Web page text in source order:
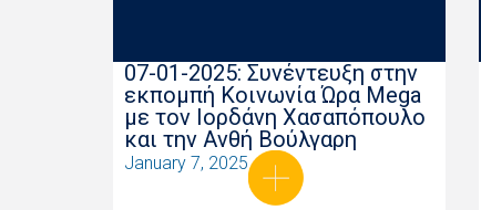
07-01-2025: Συνέντευξη στην
εκπομπή Κοινωνία Ώρα Mega
με τον Ιορδάνη Χασαπόπουλο
και την Ανθή Βούλγαρη
January 7, 2025